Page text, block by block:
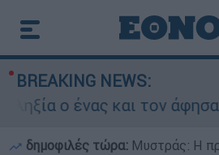
BREAKING NEWS:
ο ένας και τον άφησαν
δημοφιλές τώρα: Μυστράς: Η